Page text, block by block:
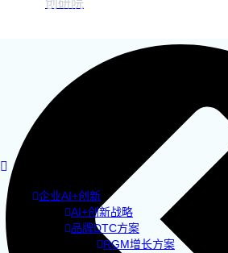
企业AI+创新
AI+创新战略
品牌DTC方案
RGM增长方案
创研院